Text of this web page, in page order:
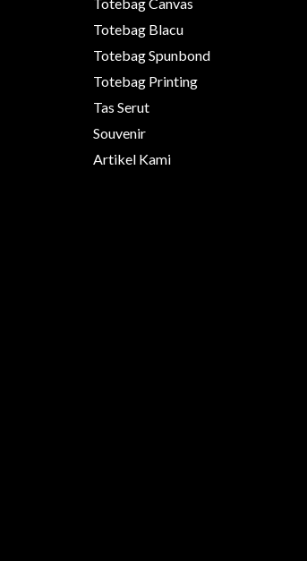
Totebag Canvas
Totebag Blacu
Totebag Spunbond
Totebag Printing
Tas Serut
Souvenir
Artikel Kami